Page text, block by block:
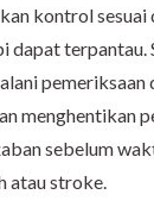
kontrol
dapat terpantau.
pemeriksaan
menghentikan
sebelum
atau stroke.